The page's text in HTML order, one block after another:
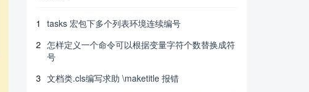
1
tasks 宏包下多个列表环境连续编号
2 怎样定义一个命令可以根据变量字符个数替换成符
号
3 文档类.cls编写求助 \maketitle 报错